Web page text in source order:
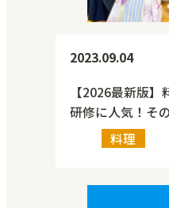
2023.09.04
【2026最新版
研修に人気！そ
料理